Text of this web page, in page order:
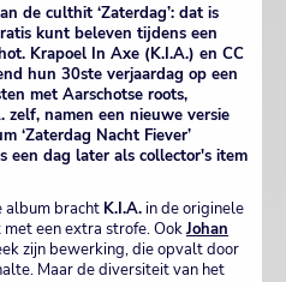
de culthit ‘Zaterdag’: dat is
kunt beleven tijdens een
Krapoel In Axe (K.I.A.) en CC
hun 30ste verjaardag op een
met Aarschotse roots,
zelf, namen een nieuwe versie
‘Zaterdag Nacht Fiever’
een dag later als collector's item
album bracht K.I.A.in de originele
met een extra strofe. OokJohan
zijn bewerking, die opvalt door
Maar de diversiteit van het